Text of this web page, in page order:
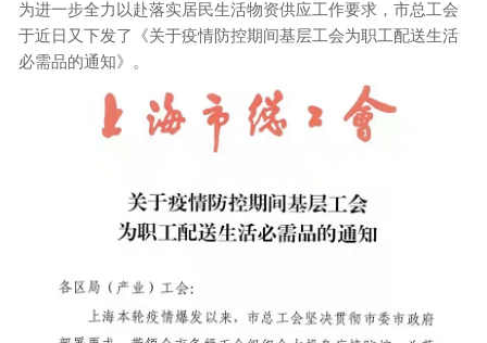
为进一步全力以赴落实居民生活物资供应工作要求，市总工会
于近日又下发了《关于疫情防控期间基层工会为职工配送生活
必需品的通知》。